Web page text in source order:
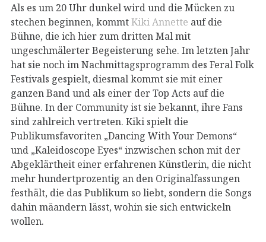
Als es um 20 Uhr dunkel wird und die Mücken zu
stechen beginnen, kommtKiki Annette auf die
Bühne, die ich hier zum dritten Mal mit
ungeschmälerter Begeisterung sehe. Im letzten Jahr
hat sie noch im Nachmittagsprogramm des Feral Folk
Festivals gespielt, diesmal kommt sie mit einer
ganzen Band und als einer der Top Acts auf die
Bühne. In der Community ist sie bekannt, ihre Fans
sind zahlreich vertreten. Kiki spielt die
Publikumsfavoriten „Dancing With Your Demons“
und „Kaleidoscope Eyes“ inzwischen schon mit der
Abgeklärtheit einer erfahrenen Künstlerin, die nicht
mehr hundertprozentig an den Originalfassungen
festhält, die das Publikum so liebt, sondern die Songs
dahin mäandern lässt, wohin sie sich entwickeln
wollen.